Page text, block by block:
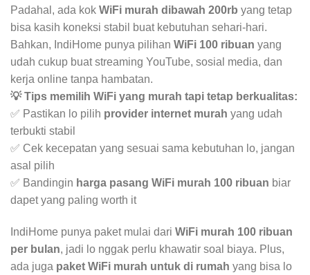
Padahal, ada kok WiFi murah dibawah 200rb yang tetap
bisa kasih koneksi stabil buat kebutuhan sehari-hari.
Bahkan, IndiHome punya pilihan WiFi 100 ribuan yang
udah cukup buat streaming YouTube, sosial media, dan
kerja online tanpa hambatan.
💡 Tips memilih WiFi yang murah tapi tetap berkualitas:
✅ Pastikan lo pilih provider internet murah yang udah
terbukti stabil
✅ Cek kecepatan yang sesuai sama kebutuhan lo, jangan
asal pilih
✅ Bandingin harga pasang WiFi murah 100 ribuan biar
dapet yang paling worth it
IndiHome punya paket mulai dari WiFi murah 100 ribuan
per bulan, jadi lo nggak perlu khawatir soal biaya. Plus,
ada juga paket WiFi murah untuk di rumah yang bisa lo